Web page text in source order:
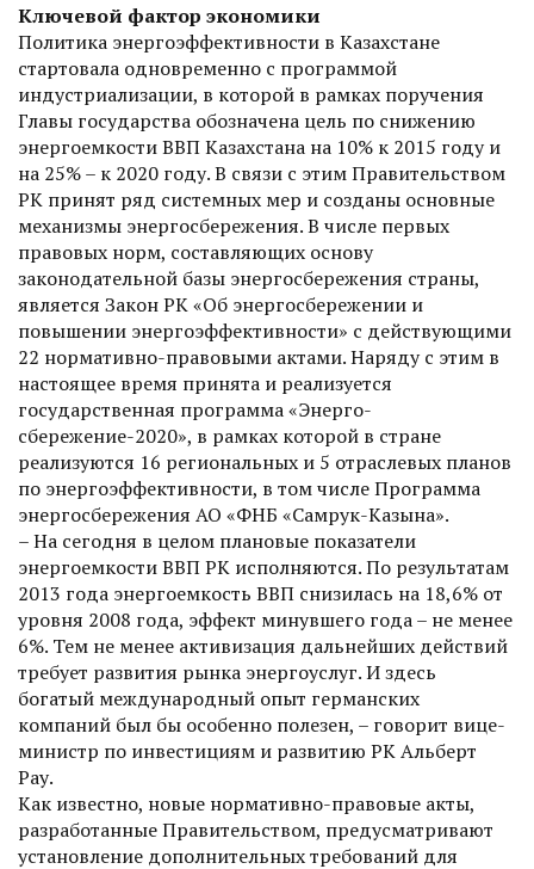
Ключевой фактор экономики
Политика энергоэффективности в Казахстане
стартовала одновременно с программой
индустриализации, в которой в рамках поручения
Главы государства обозначена цель по снижению
энергоемкости ВВП Казахстана на 10% к 2015 году и
на 25% – к 2020 году. В связи с этим Правительством
РК принят ряд системных мер и созданы основные
механизмы энерго­сбережения. В числе первых
правовых норм, составляющих основу
законодательной базы энергосбережения страны,
является Закон РК «Об энергосбережении и
повышении энергоэффективности» с действующими
22 нормативно-правовыми актами. Наряду с этим в
настоящее время принята и реа­лизуется
государственная программа «Энерго­
сбережение-2020», в рамках которой в стране
реализуются 16 региональных и 5 отраслевых планов
по энергоэффективности, в том числе Программа
энергосбережения АО «ФНБ «Самрук-Казына».
– На сегодня в целом плановые показатели
энергоемкости ВВП РК исполняются. По результатам
2013 года энергоемкость ВВП снизилась на 18,6% от
уровня 2008 года, эффект минувшего года – не менее
6%. Тем не менее активизация дальнейших действий
требует развития рынка энергоуслуг. И здесь
богатый международный опыт германских
компаний был бы особенно полезен, – говорит вице-
министр по инвестициям и развитию РК Альберт
Рау.
Как известно, новые нормативно-правовые акты,
разработанные Правительством, предусматривают
установление дополнительных требований для